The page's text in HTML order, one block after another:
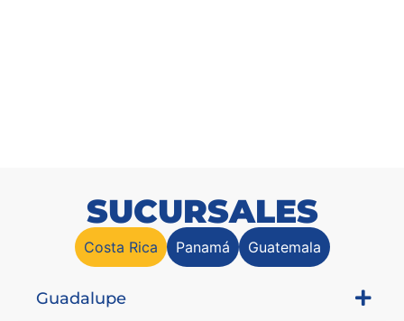
SUCURSALES
Costa Rica Panamá Guatemala
Guadalupe